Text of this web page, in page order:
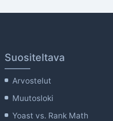
Suositeltava
Arvostelut
Muutosloki
Yoast vs. Rank Math